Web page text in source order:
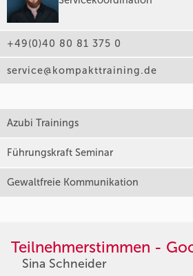
+49(0)40 80 81 375 0
service@kompakttraining.de
Azubi Trainings
Führungskraft Seminar
Gewaltfreie Kommunikation
Teilnehmerstimmen -
Sina Schneider